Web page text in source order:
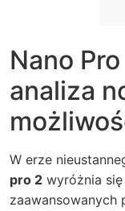
Nano
analiza
W erze
pro 2 wyróżnia